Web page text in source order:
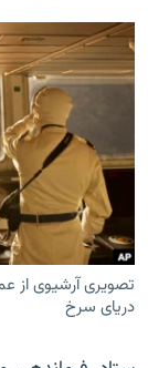
تصویری آرشیوی از
دریای سرخ